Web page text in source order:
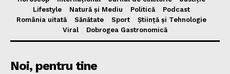
Lifestyle
Natură și Mediu Politică
Podcast
România uitată
Sănătate Sport
Știință și Tehnologie
Viral
Dobrogea Gastronomică
Noi, pentru tine